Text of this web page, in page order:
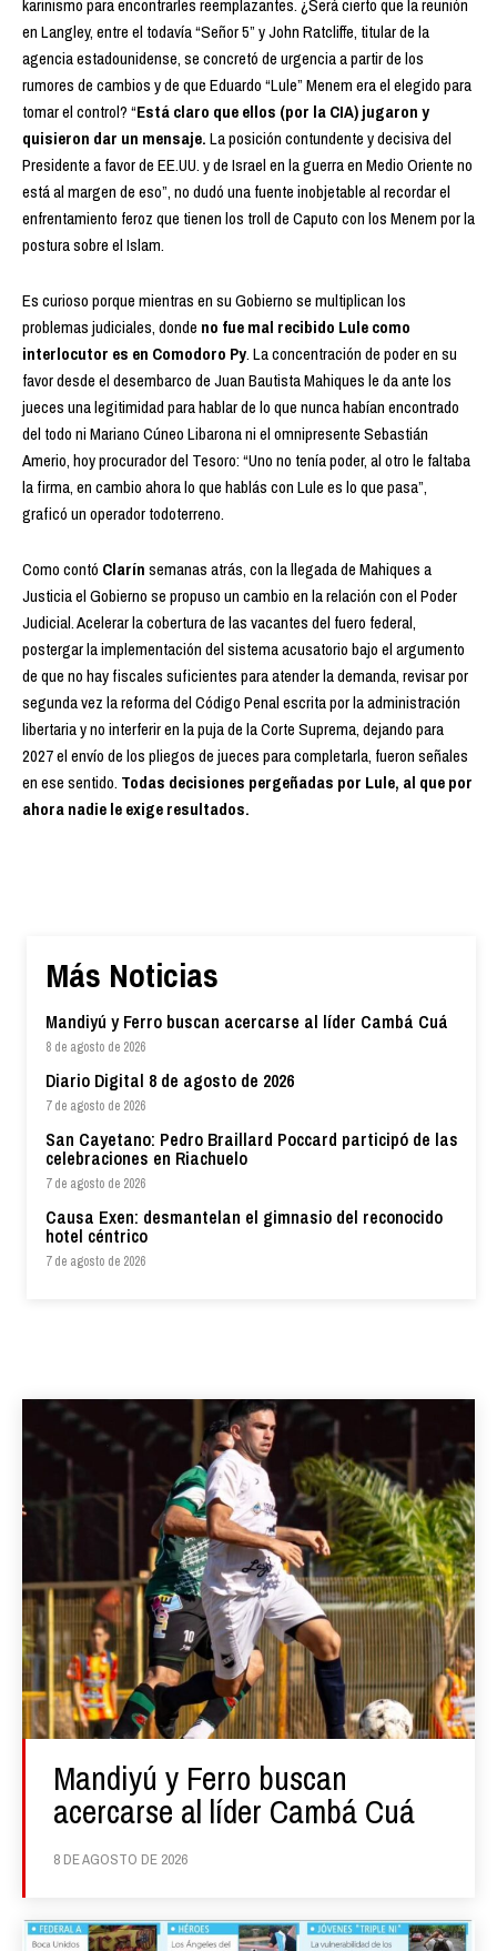
en Langley, entre el todavía “Señor 5” y John Ratcliffe, titular de la
agencia estadounidense, se concretó de urgencia a partir de los
rumores de cambios y de que Eduardo “Lule” Menem era el elegido para
tomar el control? “Está claro que ellos (por la CIA) jugaron y
quisieron dar un mensaje.La posición contundente y decisiva del
Presidente a favor de EE.UU. y de Israel en la guerra en Medio Oriente no
está al margen de eso”, no dudó una fuente inobjetable al recordar el
enfrentamiento feroz que tienen los troll de Caputo con los Menem por la
postura sobre el Islam.
Es curioso porque mientras en su Gobierno se multiplican los
problemas judiciales, donde no fue mal recibido Lule como
interlocutor es en Comodoro Py. La concentración de poder en su
favor desde el desembarco de Juan Bautista Mahiques le da ante los
jueces una legitimidad para hablar de lo que nunca habían encontrado
del todo ni Mariano Cúneo Libarona ni el omnipresente Sebastián
Amerio, hoy procurador del Tesoro: “Uno no tenía poder, al otro le faltaba
la firma, en cambio ahora lo que hablás con Lule es lo que pasa”,
graficó un operador todoterreno.
Como contó Clarínsemanas atrás, con la llegada de Mahiques a
Justicia el Gobierno se propuso un cambio en la relación con el Poder
Judicial. Acelerar la cobertura de las vacantes del fuero federal,
postergar la implementación del sistema acusatorio bajo el argumento
de que no hay fiscales suficientes para atender la demanda, revisar por
segunda vez la reforma del Código Penal escrita por la administración
libertaria y no interferir en la puja de la Corte Suprema, dejando para
2027 el envío de los pliegos de jueces para completarla, fueron señales
en ese sentido. Todas decisiones pergeñadas por Lule, al que por
ahora nadie le exige resultados.
Más Noticias
Mandiyú y Ferro buscan acercarse al líder Cambá Cuá
8 de agosto de 2026
Diario Digital 8 de agosto de 2026
7 de agosto de 2026
San Cayetano: Pedro Braillard Poccard participó de las
celebraciones en Riachuelo
7 de agosto de 2026
Causa Exen: desmantelan el gimnasio del reconocido
hotel céntrico
7 de agosto de 2026
Mandiyú y Ferro buscan
acercarse al líder Cambá Cuá
8 DE AGOSTO DE 2026